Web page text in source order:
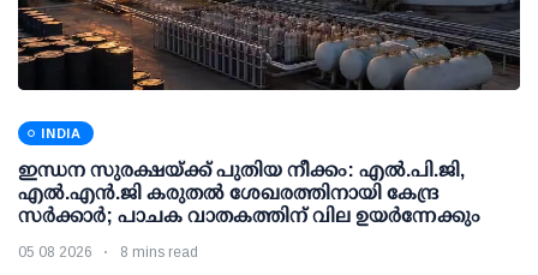
INDIA
ഇന്ധന സുരക്ഷയ്ക്ക് പുതിയ നീക്കം: എല്‍.പി.ജി,
എല്‍.എന്‍.ജി കരുതല്‍ ശേഖരത്തിനായി കേന്ദ്ര
സര്‍ക്കാര്‍; പാചക വാതകത്തിന് വില ഉയര്‍ന്നേക്കും
05 08 2026 8 mins read